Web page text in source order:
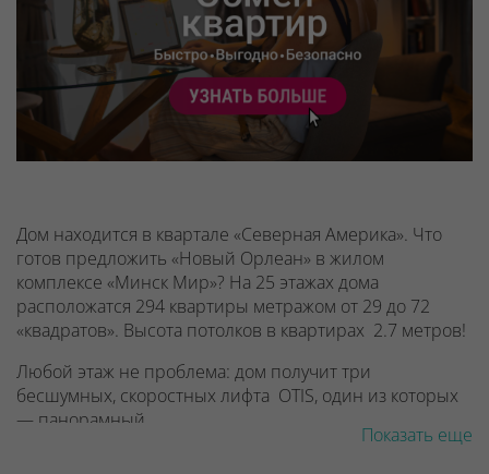
Дом находится в квартале «Северная Америка». Что
готов предложить «Новый Орлеан» в жилом
комплексе «Минск Мир»? На 25 этажах дома
расположатся 294 квартиры метражом от 29 до 72
«квадратов». Высота потолков в квартирах 2.7 метров!
Любой этаж не проблема: дом получит три
бесшумных, скоростных лифта OTIS, один из которых
— панорамный.
Показать еще